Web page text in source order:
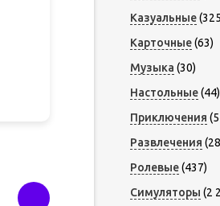
Казуальные
Карточные(63)
Музыка (30)
Настольные(44)
Приключения
Развлечения
Ролевые(437)
Симуляторы (2